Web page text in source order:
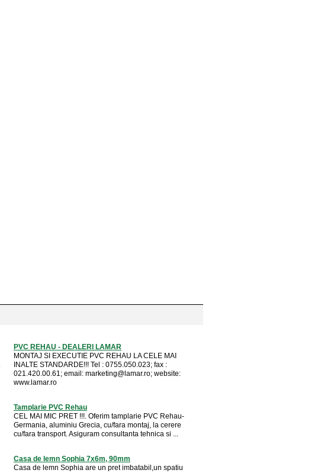
PVC REHAU - DEALERI LAMAR
MONTAJ SI EXECUTIE PVC REHAU LA CELE MAI
INALTE STANDARDE!!! Tel : 0755.050.023; fax :
021.420.00.61; email: marketing@lamar.ro; website:
www.lamar.ro
Tamplarie PVC Rehau
CEL MAI MIC PRET !!!. Oferim tamplarie PVC Rehau-
Germania, aluminiu Grecia, cu/fara montaj, la cerere
cu/fara transport. Asiguram consultanta tehnica si ...
Casa de lemn Sophia 7x6m, 90mm
Casa de lemn Sophia are un pret imbatabil,un spatiu